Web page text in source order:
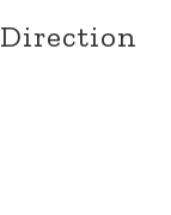
Direction